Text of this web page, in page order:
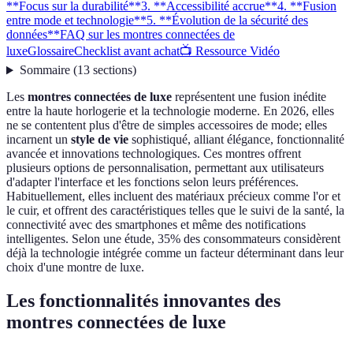
**Focus sur la durabilité**3. **Accessibilité accrue**4. **Fusion
entre mode et technologie**5. **Évolution de la sécurité des
données**FAQ sur les montres connectées de
luxeGlossaireChecklist avant achat📺 Ressource Vidéo
Sommaire(13 sections)
Les montres connectées de luxe représentent une fusion inédite
entre la haute horlogerie et la technologie moderne. En 2026, elles
ne se contentent plus d'être de simples accessoires de mode; elles
incarnent un style de vie sophistiqué, alliant élégance, fonctionnalité
avancée et innovations technologiques. Ces montres offrent
plusieurs options de personnalisation, permettant aux utilisateurs
d'adapter l'interface et les fonctions selon leurs préférences.
Habituellement, elles incluent des matériaux précieux comme l'or et
le cuir, et offrent des caractéristiques telles que le suivi de la santé, la
connectivité avec des smartphones et même des notifications
intelligentes. Selon une étude, 35% des consommateurs considèrent
déjà la technologie intégrée comme un facteur déterminant dans leur
choix d'une montre de luxe.
Les fonctionnalités innovantes des
montres connectées de luxe